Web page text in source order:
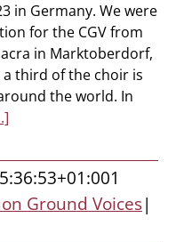
in Germany. We were
for the CGV from
in Marktoberdorf,
third of the choir is
the world. In
1
Ground Voices|